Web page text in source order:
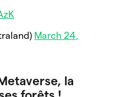
March 24,
la